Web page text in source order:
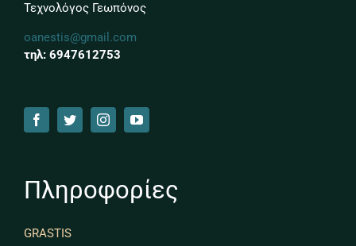
Τεχνολόγος Γεωπόνος
oanestis@gmail.com
τηλ: 6947612753
Πληροφορίες
GRASTIS